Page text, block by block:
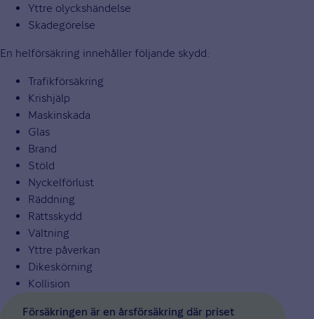
Yttre olyckshändelse
Skadegörelse
En helförsäkring innehåller följande skydd:
Trafikförsäkring
Krishjälp
Maskinskada
Glas
Brand
Stöld
Nyckelförlust
Räddning
Rättsskydd
Vältning
Yttre påverkan
Dikeskörning
Kollision
Försäkringen är en årsförsäkring där priset